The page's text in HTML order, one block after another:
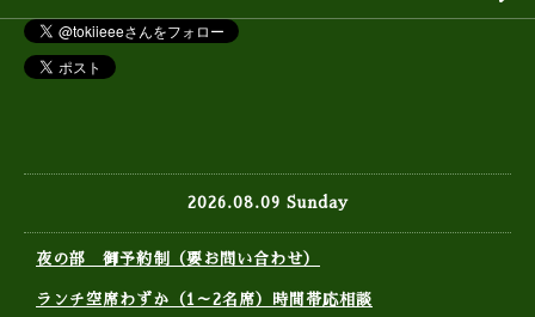
2026.08.09 Sunday
夜の部 御予約制（要お問い合わせ）
ランチ空席わずか（1～2名席）時間帯応相談